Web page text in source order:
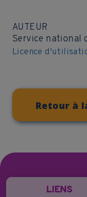
AUTEUR
Service national
Licence
Retour à
LIENS